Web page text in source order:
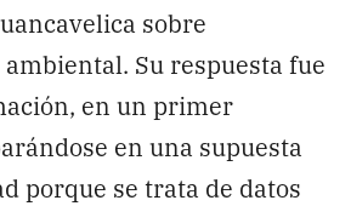
sobre
Su respuesta fue
en un primer
en una supuesta
porque se trata de datos